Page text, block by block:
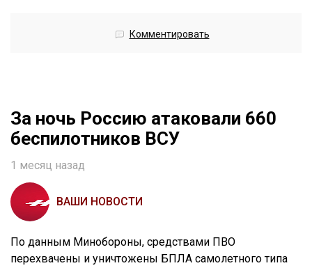
Комментировать
За ночь Россию атаковали 660
беспилотников ВСУ
1 месяц назад
ВАШИ НОВОСТИ
По данным Минобороны, средствами ПВО
перехвачены и уничтожены БПЛА самолетного типа